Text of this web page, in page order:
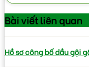
Bài viếtliên quan
Hồ sơ công bố dầu gội